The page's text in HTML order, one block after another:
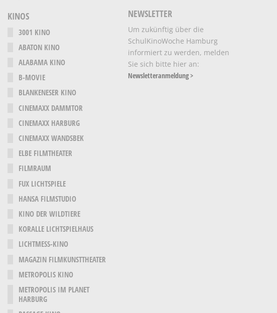
KINOS
3001 KINO
ABATON KINO
ALABAMA KINO
B-MOVIE
BLANKENESER KINO
CINEMAXX DAMMTOR
CINEMAXX HARBURG
CINEMAXX WANDSBEK
ELBE FILMTHEATER
FILMRAUM
FUX LICHTSPIELE
HANSA FILMSTUDIO
KINO DER WILDTIERE
KORALLE LICHTSPIELHAUS
LICHTMESS-KINO
MAGAZIN FILMKUNSTTHEATER
METROPOLIS KINO
METROPOLIS IM PLANET
HARBURG
NEWSLETTER
Um zukünftig über die
SchulKinoWoche Hamburg
informiert zu werden, melden
Sie sich bitte hier an:
Newsletteranmeldung >